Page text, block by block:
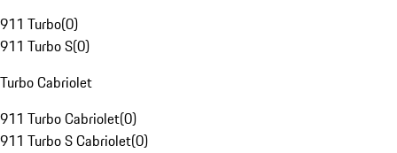
911 Turbo(0)
911 Turbo S(0)
Turbo Cabriolet
911 Turbo Cabriolet(0)
911 Turbo S Cabriolet(0)